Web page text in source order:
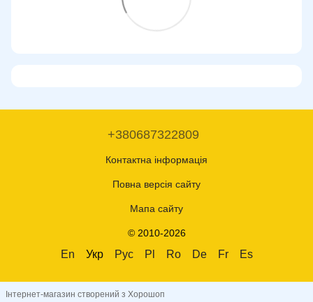
+380687322809
Контактна інформація
Повна версія сайту
Мапа сайту
© 2010-2026
En Укр Рус Pl Ro De Fr Es
Інтернет-магазин створений з Хорошоп